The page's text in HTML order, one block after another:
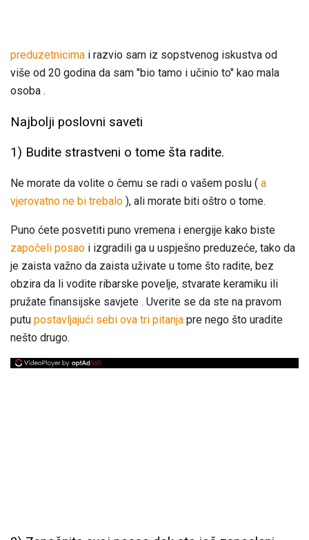
preduzetnicima i razvio sam iz sopstvenog iskustva od
više od 20 godina da sam "bio tamo i učinio to" kao mala
osoba .
Najbolji poslovni saveti
1) Budite strastveni o tome šta radite.
Ne morate da volite o čemu se radi o vašem poslu ( a
vjerovatno ne bi trebalo ), ali morate biti oštro o tome.
Puno ćete posvetiti puno vremena i energije kako biste
započeli posao i izgradili ga u uspješno preduzeće, tako da
je zaista važno da zaista uživate u tome što radite, bez
obzira da li vodite ribarske povelje, stvarate keramiku ili
pružate finansijske savjete . Uverite se da ste na pravom
putu postavljajući sebi ova tri pitanja pre nego što uradite
nešto drugo.